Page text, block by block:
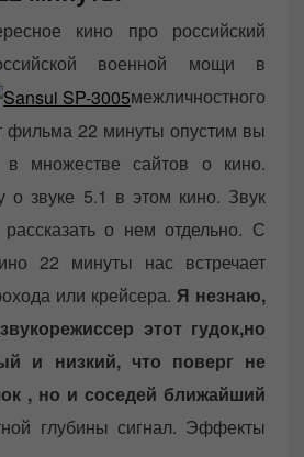
кино про российский
военной мощи в
межличностного
22 минуты опустим вы
в множестве сайтов о кино.
о звуке 5.1 в этом кино. Звук
о нем отдельно. С
22 минуты нас встречает
или крейсера. Я незнаю,
звукорежиссер этот гудок,но
и низкий, что поверг не
, но и соседей ближайший
глубины сигнал. Эффекты